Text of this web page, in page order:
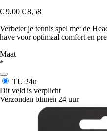
€ 9,00 € 8,58
Verbeter je tennis spel met de
have voor optimaal comfort en
Maat
*
TU 24u
Dit veld is verplicht
Verzonden binnen 24 uur